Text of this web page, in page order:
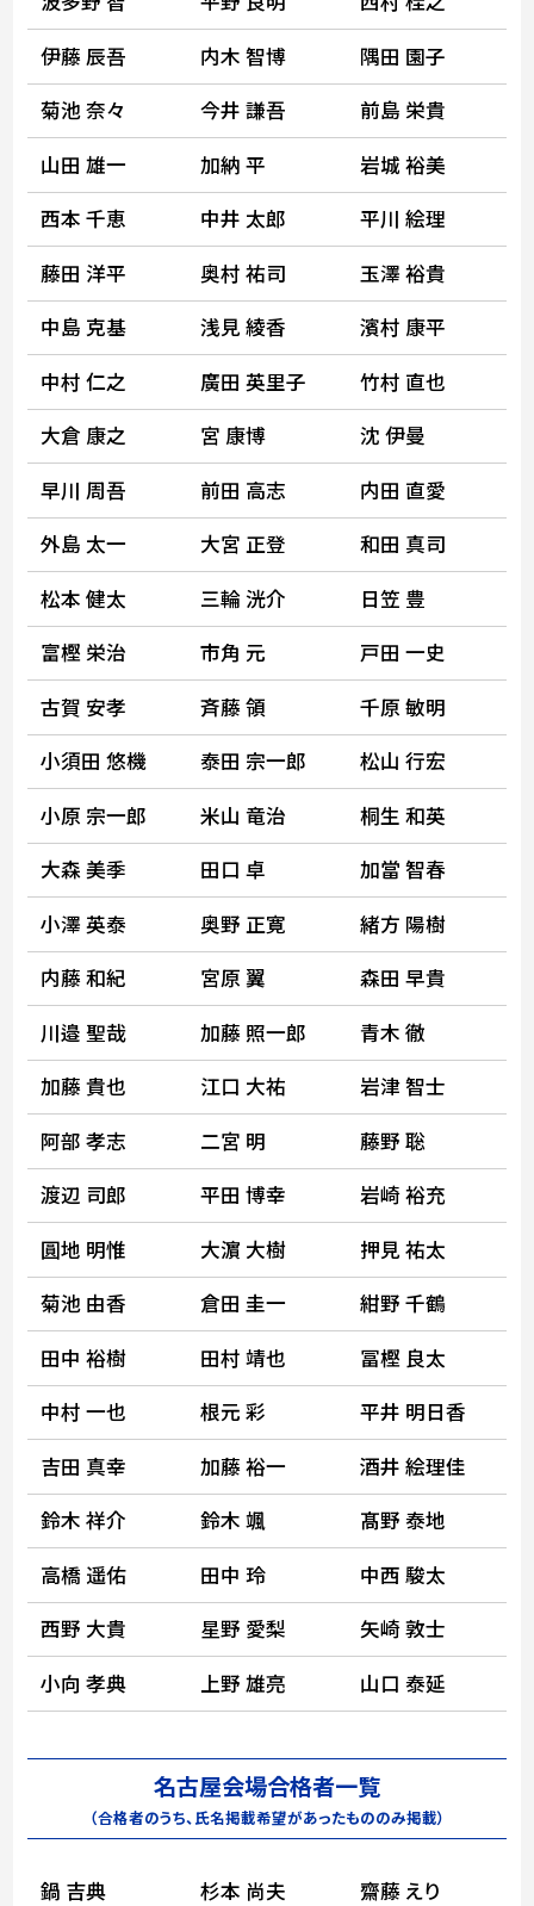
伊藤 辰吾
内木 智博
隅田 園子
菊池 奈々
今井 謙吾
前島 栄貴
山田 雄一
加納 平
岩城 裕美
西本 千恵
中井 太郎
平川 絵理
藤田 洋平
奥村 祐司
玉澤 裕貴
中島 克基
浅見 綾香
濱村 康平
中村 仁之
廣田 英里子
竹村 直也
大倉 康之
宮 康博
沈 伊曼
早川 周吾
前田 高志
内田 直愛
外島 太一
大宮 正登
和田 真司
松本 健太
三輪 洸介
日笠 豊
富樫 栄治
市角 元
戸田 一史
古賀 安孝
斉藤 領
千原 敏明
小須田 悠機
泰田 宗一郎
松山 行宏
小原 宗一郎
米山 竜治
桐生 和英
大森 美季
田口 卓
加當 智春
小澤 英泰
奥野 正寛
緒方 陽樹
内藤 和紀
宮原 翼
森田 早貴
川邉 聖哉
加藤 照一郎
青木 徹
加藤 貴也
江口 大祐
岩津 智士
阿部 孝志
二宮 明
藤野 聡
渡辺 司郎
平田 博幸
岩崎 裕充
圓地 明惟
大濵 大樹
押見 祐太
菊池 由香
倉田 圭一
紺野 千鶴
田中 裕樹
田村 靖也
冨樫 良太
中村 一也
根元 彩
平井 明日香
吉田 真幸
加藤 裕一
酒井 絵理佳
鈴木 祥介
鈴木 颯
髙野 泰地
高橋 遥佑
田中 玲
中西 駿太
西野 大貴
星野 愛梨
矢崎 敦士
小向 孝典
上野 雄亮 山口 泰延
名古屋会場合格者一覧
（合格者のうち、氏名掲載希望があったもののみ掲載）
鍋 吉典 杉本 尚夫
齋藤 えり